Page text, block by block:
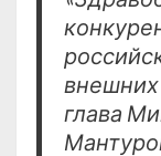
внешних
глава